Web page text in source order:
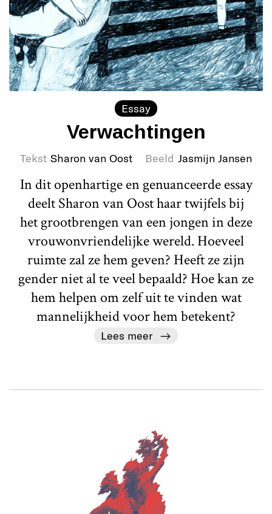
Essay
Verwachtingen
Tekst Sharon van Oost Beeld Jasmijn Jansen
In dit openhartige en genuanceerde essay
deelt Sharon van Oost haar twijfels bij
het grootbrengen van een jongen in deze
vrouwonvriendelijke wereld. Hoeveel
ruimte zal ze hem geven? Heeft ze zijn
gender niet al te veel bepaald? Hoe kan ze
hem helpen om zelf uit te vinden wat
mannelijkheid voor hem betekent?
Lees meer